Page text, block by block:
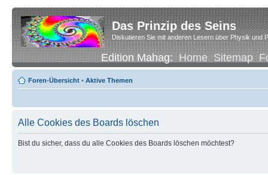
Das Prinzip des Seins
Diskutieren Sie mit anderen Lesern über Physik und
Edition Mahag:Home Sitemap
Foren-Übersicht • Aktive Themen
Alle Cookies des Boards löschen
Bist du sicher, dass du alle Cookies des Boards löschen möchtest?